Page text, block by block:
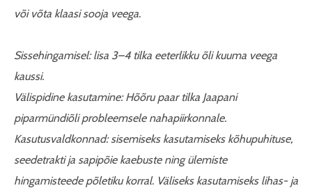
või võta klaasi sooja veega.
Sissehingamisel: lisa 3–4 tilka eeterlikku õli kuuma veega
kaussi.
Välispidine kasutamine: Hõõru paar tilka Jaapani
piparmündiõli probleemsele nahapiirkonnale.
Kasutusvaldkonnad: sisemiseks kasutamiseks kõhupuhituse,
seedetrakti ja sapipõie kaebuste ning ülemiste
hingamisteede põletiku korral. Väliseks kasutamiseks lihas- ja